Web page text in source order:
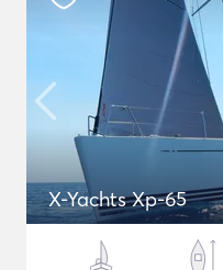
X-Yachts Xp-65